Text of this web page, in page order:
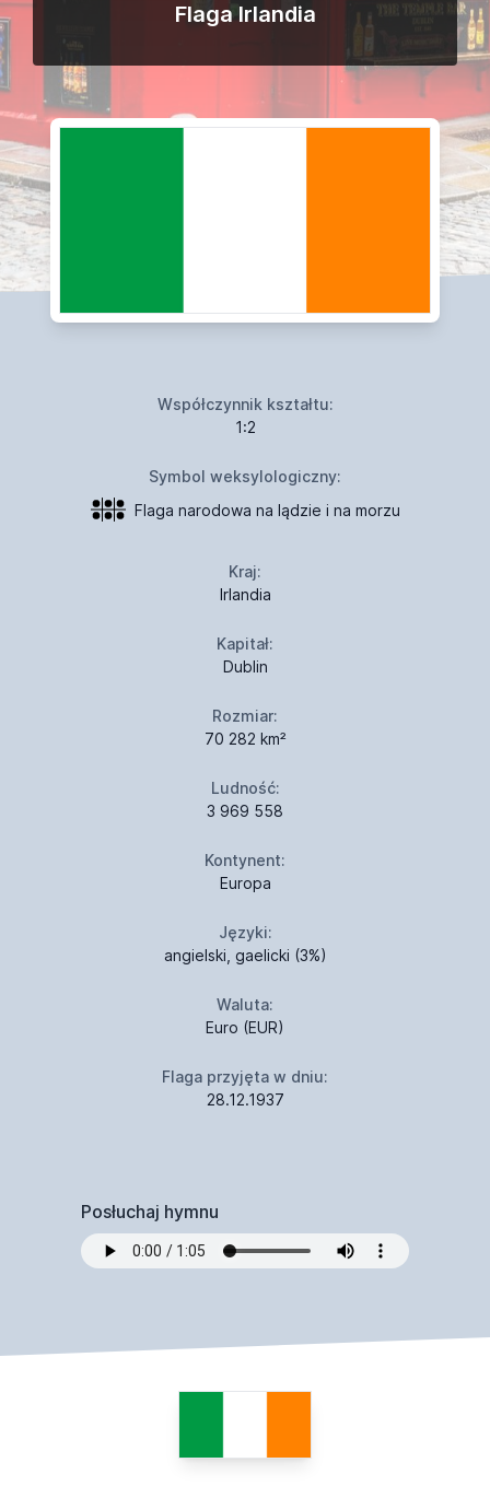
Flaga Irlandia
Współczynnik kształtu:
1:2
Symbol weksylologiczny:
Flaga narodowa na lądzie i na morzu
Kraj:
Irlandia
Kapitał:
Dublin
Rozmiar:
70 282 km²
Ludność:
3 969 558
Kontynent:
Europa
Języki:
angielski, gaelicki (3%)
Waluta:
Euro (EUR)
Flaga przyjęta w dniu:
28.12.1937
Posłuchaj hymnu